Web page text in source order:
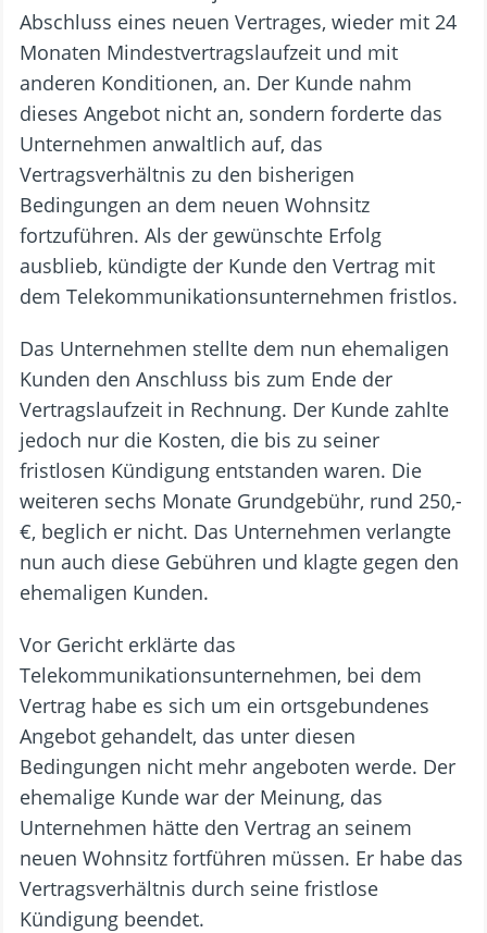
Abschluss eines neuen Vertrages, wieder mit 24
Monaten Mindestvertragslaufzeit und mit
anderen Konditionen, an. Der Kunde nahm
dieses Angebot nicht an, sondern forderte das
Unternehmen anwaltlich auf, das
Vertragsverhältnis zu den bisherigen
Bedingungen an dem neuen Wohnsitz
fortzuführen. Als der gewünschte Erfolg
ausblieb, kündigte der Kunde den Vertrag mit
dem Telekommunikationsunternehmen fristlos.
Das Unternehmen stellte dem nun ehemaligen
Kunden den Anschluss bis zum Ende der
Vertragslaufzeit in Rechnung. Der Kunde zahlte
jedoch nur die Kosten, die bis zu seiner
fristlosen Kündigung entstanden waren. Die
weiteren sechs Monate Grundgebühr, rund 250,-
€, beglich er nicht. Das Unternehmen verlangte
nun auch diese Gebühren und klagte gegen den
ehemaligen Kunden.
Vor Gericht erklärte das
Telekommunikationsunternehmen, bei dem
Vertrag habe es sich um ein ortsgebundenes
Angebot gehandelt, das unter diesen
Bedingungen nicht mehr angeboten werde. Der
ehemalige Kunde war der Meinung, das
Unternehmen hätte den Vertrag an seinem
neuen Wohnsitz fortführen müssen. Er habe das
Vertragsverhältnis durch seine fristlose
Kündigung beendet.